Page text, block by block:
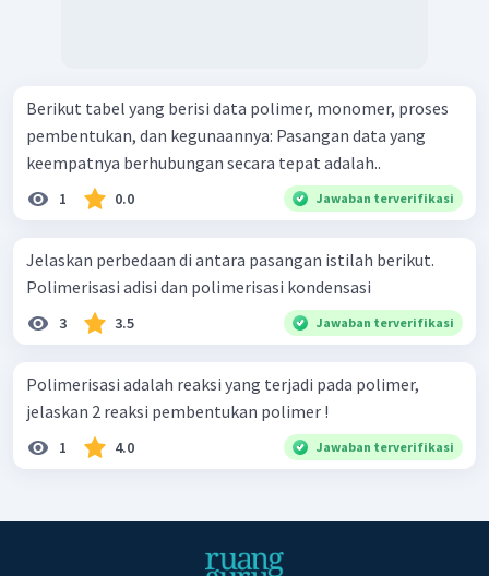
Berikut tabel yang berisi data polimer, monomer, proses
pembentukan, dan kegunaannya: Pasangan data yang
keempatnya berhubungan secara tepat adalah..
1 0.0 Jawaban terverifikasi
Jelaskan perbedaan di antara pasangan istilah berikut.
Polimerisasi adisi dan polimerisasi kondensasi
3 3.5 Jawaban terverifikasi
Polimerisasi adalah reaksi yang terjadi pada polimer,
jelaskan 2 reaksi pembentukan polimer !
1 4.0 Jawaban terverifikasi